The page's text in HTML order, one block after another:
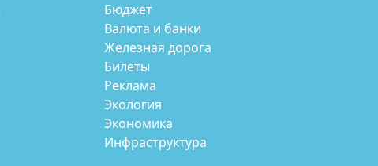
Бюджет
Валюта и банки
Железная дорога
Билеты
Реклама
Экология
Экономика
Инфраструктура